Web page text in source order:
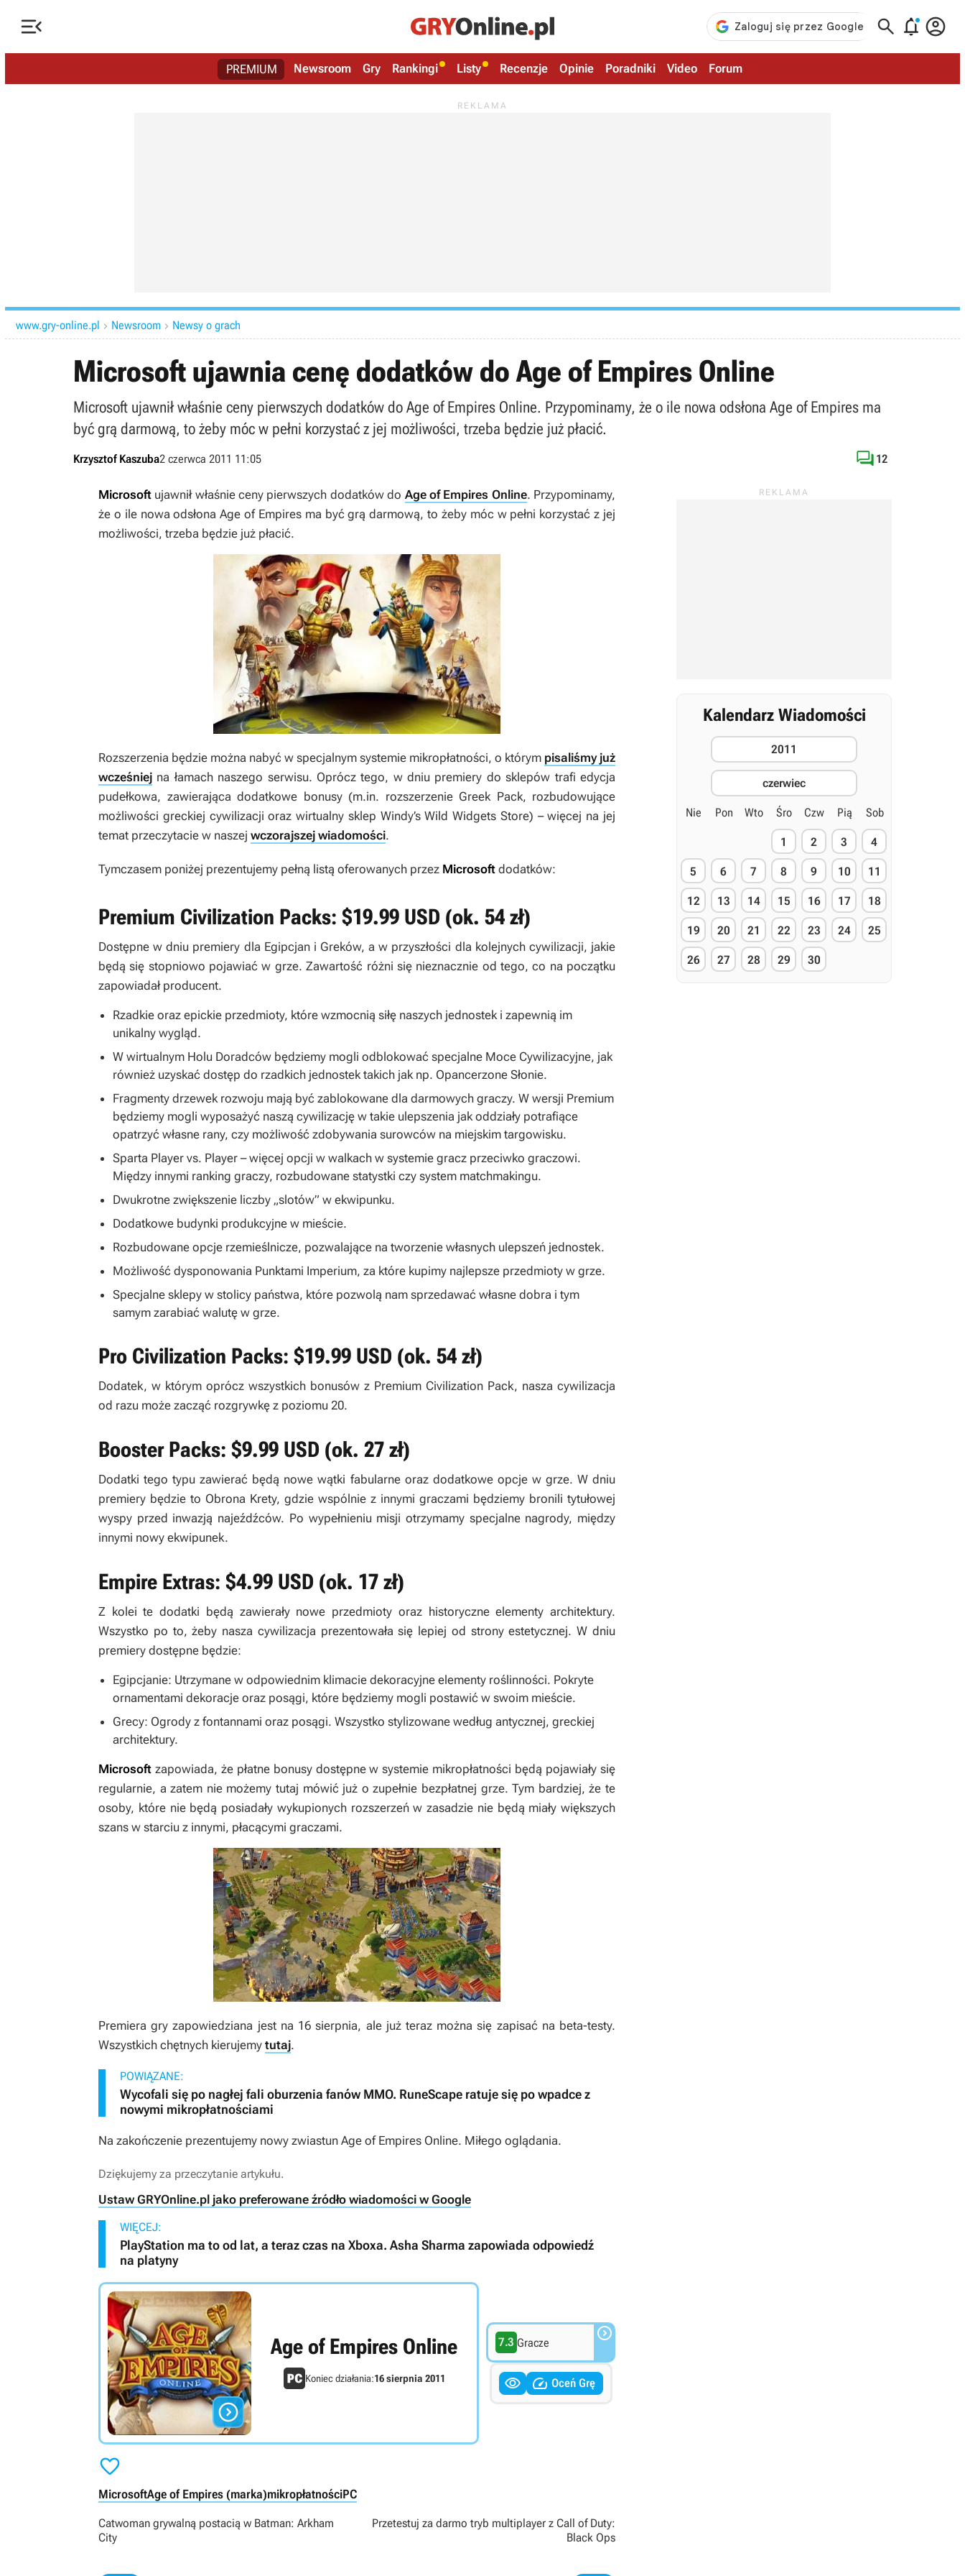
   
PREMIUM Newsroom Gry Rankingi Listy Recenzje Opinie Poradniki Video Forum
www.gry-online.pl  Newsroom  Newsy o grach
Microsoft ujawnia cenę dodatków do Age of Empires Online
Microsoft ujawnił właśnie ceny pierwszych dodatków do Age of Empires Online. Przypominamy, że o ile nowa odsłona Age of Empires ma
być grą darmową, to żeby móc w pełni korzystać z jej możliwości, trzeba będzie już płacić.
Krzysztof Kaszuba2 czerwca 2011 11:05  12
Microsoft ujawnił właśnie ceny pierwszych dodatków do Age of Empires Online. Przypominamy,
że o ile nowa odsłonaAge of Empiresma być grą darmową, to żeby móc w pełni korzystać z jej
możliwości, trzeba będzie już płacić.
Rozszerzenia będzie można nabyć w specjalnym systemie mikropłatności, o którym pisaliśmy już
wcześniej na łamach naszego serwisu. Oprócz tego, w dniu premiery do sklepów trafi edycja
pudełkowa, zawierająca dodatkowe bonusy (m.in. rozszerzenie Greek Pack, rozbudowujące
możliwości greckiej cywilizacji oraz wirtualny sklep Windy’s Wild Widgets Store) – więcej na jej
temat przeczytacie w naszej wczorajszej wiadomości.
Tymczasem poniżej prezentujemy pełną listą oferowanych przez Microsoft dodatków:
Premium Civilization Packs: $19.99 USD (ok. 54 zł)
Dostępne w dniu premiery dla Egipcjan i Greków, a w przyszłości dla kolejnych cywilizacji, jakie
będą się stopniowo pojawiać w grze. Zawartość różni się nieznacznie od tego, co na początku
zapowiadał producent.
Rzadkie oraz epickie przedmioty, które wzmocnią siłę naszych jednostek i zapewnią im
unikalny wygląd.
W wirtualnym Holu Doradców będziemy mogli odblokować specjalne Moce Cywilizacyjne, jak
również uzyskać dostęp do rzadkich jednostek takich jak np. Opancerzone Słonie.
Fragmenty drzewek rozwoju mają być zablokowane dla darmowych graczy. W wersji Premium
będziemy mogli wyposażyć naszą cywilizację w takie ulepszenia jak oddziały potrafiące
opatrzyć własne rany, czy możliwość zdobywania surowców na miejskim targowisku.
Sparta Player vs. Player – więcej opcji w walkach w systemie gracz przeciwko graczowi.
Między innymi ranking graczy, rozbudowane statystki czy system matchmakingu.
Dwukrotne zwiększenie liczby „slotów” w ekwipunku.
Dodatkowe budynki produkcyjne w mieście.
Rozbudowane opcje rzemieślnicze, pozwalające na tworzenie własnych ulepszeń jednostek.
Możliwość dysponowania Punktami Imperium, za które kupimy najlepsze przedmioty w grze.
Specjalne sklepy w stolicy państwa, które pozwolą nam sprzedawać własne dobra i tym
samym zarabiać walutę w grze.
Pro Civilization Packs: $19.99 USD (ok. 54 zł)
Dodatek, w którym oprócz wszystkich bonusów z Premium Civilization Pack, nasza cywilizacja
od razu może zacząć rozgrywkę z poziomu 20.
Booster Packs: $9.99 USD (ok. 27 zł)
Dodatki tego typu zawierać będą nowe wątki fabularne oraz dodatkowe opcje w grze. W dniu
premiery będzie to Obrona Krety, gdzie wspólnie z innymi graczami będziemy bronili tytułowej
wyspy przed inwazją najeźdźców. Po wypełnieniu misji otrzymamy specjalne nagrody, między
innymi nowy ekwipunek.
Empire Extras: $4.99 USD (ok. 17 zł)
Z kolei te dodatki będą zawierały nowe przedmioty oraz historyczne elementy architektury.
Wszystko po to, żeby nasza cywilizacja prezentowała się lepiej od strony estetycznej. W dniu
premiery dostępne będzie:
Egipcjanie: Utrzymane w odpowiednim klimacie dekoracyjne elementy roślinności. Pokryte
ornamentami dekoracje oraz posągi, które będziemy mogli postawić w swoim mieście.
Grecy: Ogrody z fontannami oraz posągi. Wszystko stylizowane według antycznej, greckiej
architektury.
Microsoft zapowiada, że płatne bonusy dostępne w systemie mikropłatności będą pojawiały się
regularnie, a zatem nie możemy tutaj mówić już o zupełnie bezpłatnej grze. Tym bardziej, że te
osoby, które nie będą posiadały wykupionych rozszerzeń w zasadzie nie będą miały większych
szans w starciu z innymi, płacącymi graczami.
Premiera gry zapowiedziana jest na 16 sierpnia, ale już teraz można się zapisać na beta-testy.
Wszystkich chętnych kierujemy tutaj.
POWIĄZANE:
Wycofali się po nagłej fali oburzenia fanów MMO. RuneScape ratuje się po wpadce z
nowymi mikropłatnościami
Na zakończenie prezentujemy nowy zwiastun Age of Empires Online. Miłego oglądania.
Dziękujemy za przeczytanie artykułu.
Ustaw GRYOnline.pl jako preferowane źródło wiadomości w Google
WIĘCEJ:
PlayStation ma to od lat, a teraz czas na Xboxa. Asha Sharma zapowiada odpowiedź
na platyny

Age of Empires Online
Koniec działania:16 sierpnia 2011
7.3 Gracze 
  Oceń Grę

MicrosoftAge of Empires (marka)mikropłatnościPC
Catwoman grywalną postacią w Batman: Arkham
City
Przetestuj za darmo tryb multiplayer z Call of Duty:
Black Ops
Kalendarz Wiadomości
2011
czerwiec
Nie Pon Wto Śro Czw Pią Sob
1 2 3 4
5 6 7 8 9 10 11
12 13 14 15 16 17 18
19 20 21 22 23 24 25
26 27 28 29 30